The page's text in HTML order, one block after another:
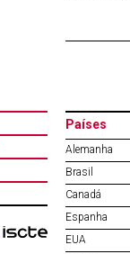
Países
Alemanha
Brasil
Canadá
Espanha
EUA